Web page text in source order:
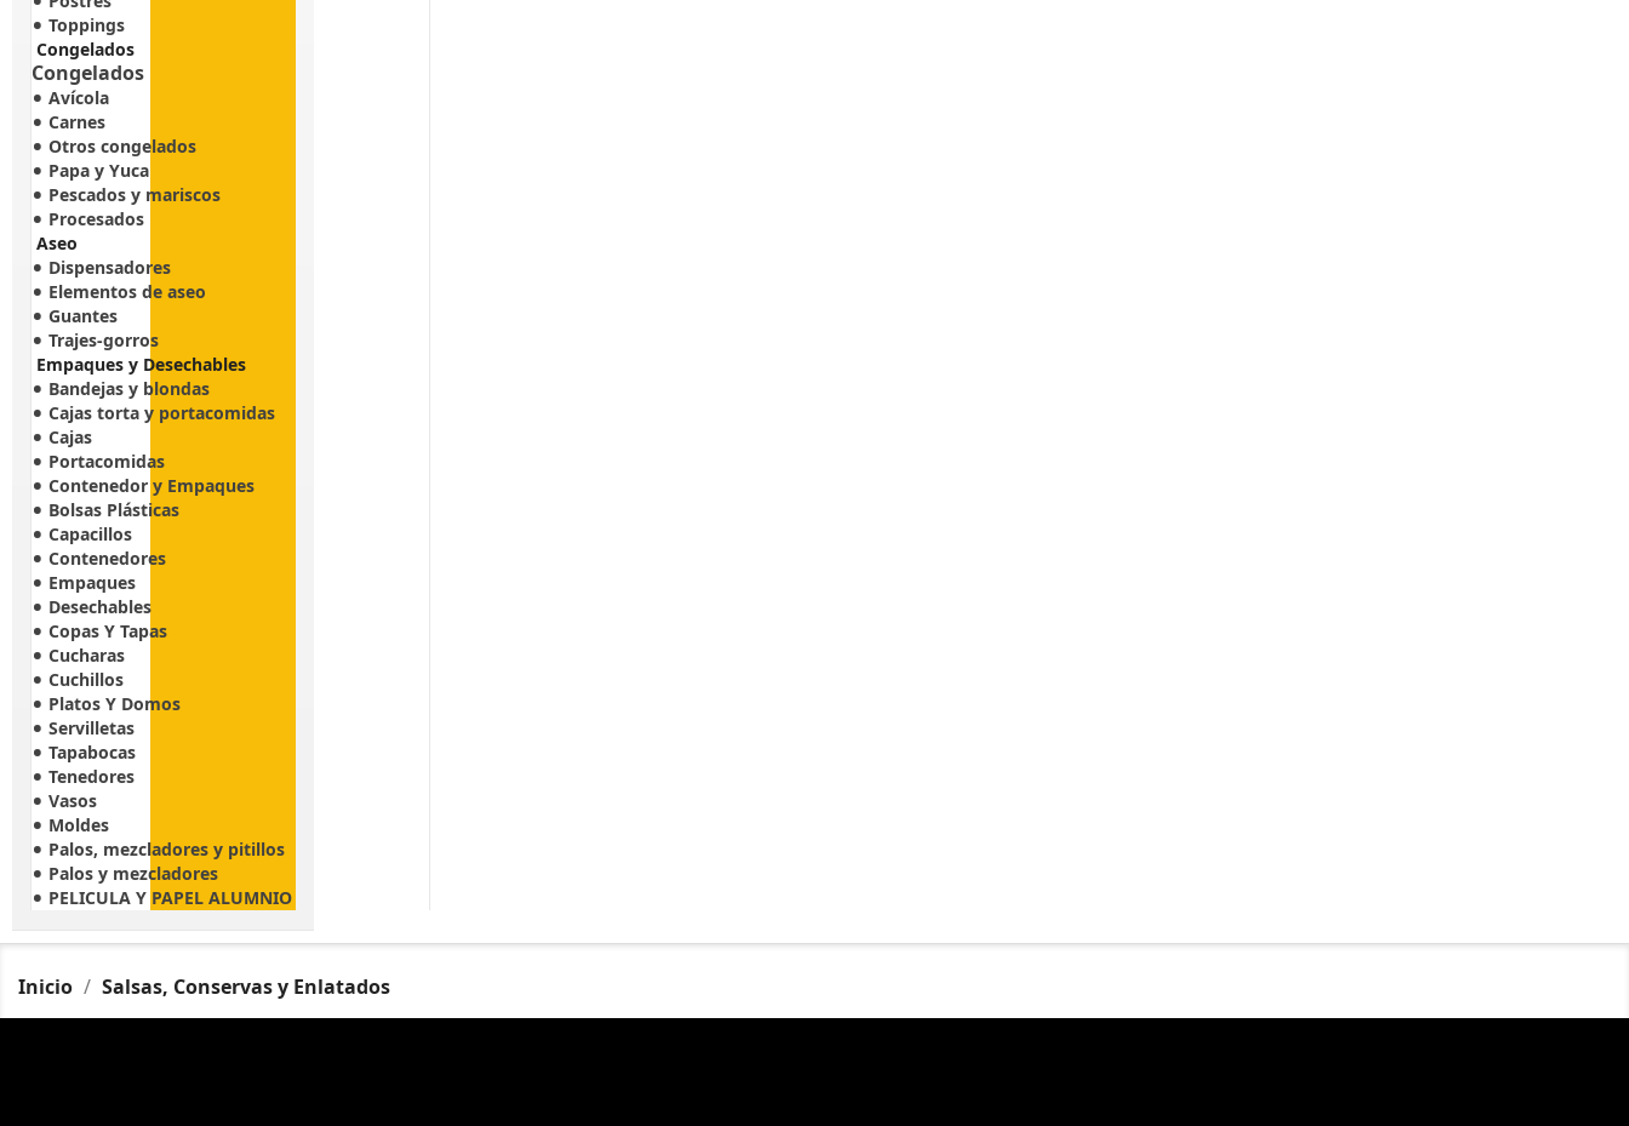
Toppings
Congelados
Congelados
Avícola
Carnes
Otros congelados
Papa y Yuca
Pescados y mariscos
Procesados
Aseo
Dispensadores
Elementos de aseo
Guantes
Trajes-gorros
Empaques y Desechables
Bandejas y blondas
Cajas torta y portacomidas
Cajas
Portacomidas
Contenedor y Empaques
Bolsas Plásticas
Capacillos
Contenedores
Empaques
Desechables
Copas Y Tapas
Cucharas
Cuchillos
Platos Y Domos
Servilletas
Tapabocas
Tenedores
Vasos
Moldes
Palos, mezcladores y pitillos
Palos y mezcladores
PELICULA Y PAPEL ALUMNIO
Inicio Salsas, Conservas y Enlatados